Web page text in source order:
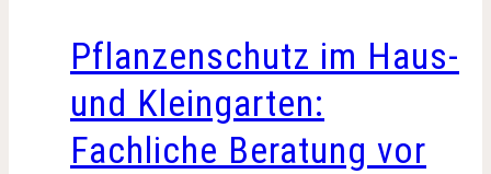
Pflanzenschutz im Haus-
und Kleingarten:
Fachliche Beratung vor